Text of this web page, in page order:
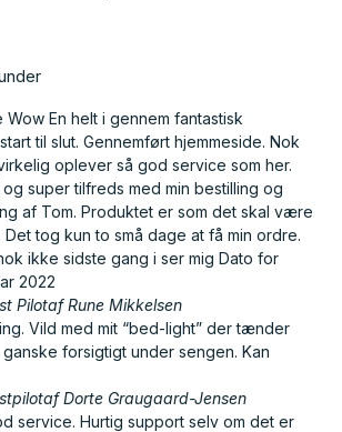
En helt i gennem fantastisk
til slut. Gennemført hjemmeside. Nok
oplever så god service som her.
super tilfreds med min bestilling og
af Tom. Produktet er som det skal være
tog kun to små dage at få min ordre.
ikke sidste gang i ser mig Dato for
2022
Pilotaf Rune Mikkelsen
Vild med mit “bed-light” der tænder
forsigtigt under sengen. Kan
af Dorte Graugaard-Jensen
service. Hurtig support selv om det er